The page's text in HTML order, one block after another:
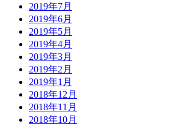
2019年7月
2019年6月
2019年5月
2019年4月
2019年3月
2019年2月
2019年1月
2018年12月
2018年11月
2018年10月